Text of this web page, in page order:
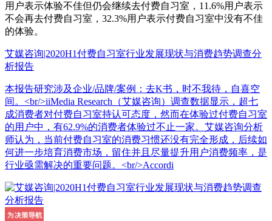
用户表示体验不佳但仍会继续去付费自习室，11.6%用户表示
不会再去付费自习室，32.3%用户表示付费自习室中没有不佳
的体验。
艾媒咨询|2020H1付费自习室行业发展现状与消费趋势调查分
析报告
本报告研究涉及企业/品牌/案例：去K书，时不我待，自喜空
间。<br/>iiMedia Research（艾媒咨询）调查数据显示，超七
成消费者对付费自习室持认可态度，然而在体验过付费自习室
的用户中，有62.9%的消费者体验过不止一家。艾媒咨询分析
师认为，当前付费自习室的消费习惯还没有完全形成，后续如
何进一步培育消费市场，留住并且尽量提升用户消费频率，是
行业亟需解决的重要问题。<br/>Accordi